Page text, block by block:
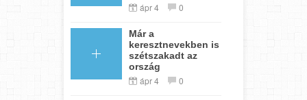
ápr 4 0
Már a
keresztnevekben is
szétszakadt az
ország
ápr 4 0